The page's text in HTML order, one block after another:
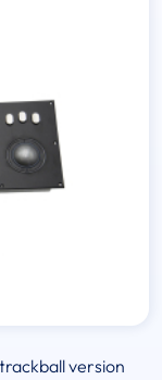
version